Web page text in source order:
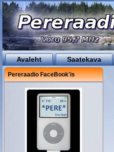
Avaleht Saatekava
Pereraadio FaceBook'is